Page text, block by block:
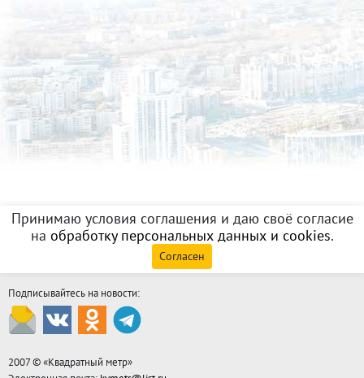
Принимаю условия соглашения и даю своё согласие
на обработку персональных данных и cookies.
Согласен
Подписывайтесь на новости:
2007 © «Квадратный метр»